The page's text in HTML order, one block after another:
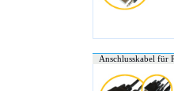
Anschlusskabel für